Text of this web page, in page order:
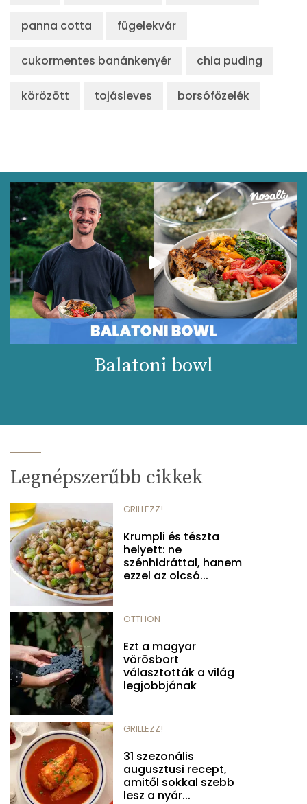
panna cotta fügelekvár
cukormentes banánkenyér chia puding
körözött tojásleves borsófőzelék
Balatoni bowl
Legnépszerűbb cikkek
GRILLEZZ!
Krumpli és tészta
helyett: ne
szénhidráttal, hanem
ezzel az olcsó...
OTTHON
Ezt a magyar
vörösbort
választották a világ
legjobbjának
GRILLEZZ!
31 szezonális
augusztusi recept,
amitől sokkal szebb
lesz a nyár...